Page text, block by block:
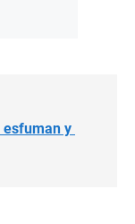
esfuman y